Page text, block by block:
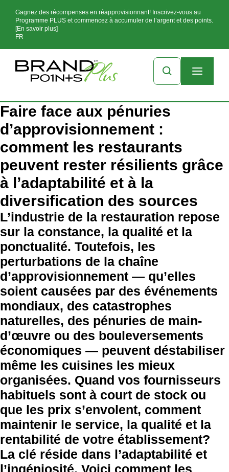
Gagnez des récompenses en réapprovisionnant! Inscrivez-vous au
Programme PLUS et commencez à accumuler de l’argent et des points.
[En savoir plus]
FR
Faire face aux pénuries
d’approvisionnement :
comment les restaurants
peuvent rester résilients grâce
à l’adaptabilité et à la
diversification des sources
L’industrie de la restauration repose
sur la constance, la qualité et la
ponctualité. Toutefois, les
perturbations de la chaîne
d’approvisionnement — qu’elles
soient causées par des événements
mondiaux, des catastrophes
naturelles, des pénuries de main-
d’œuvre ou des bouleversements
économiques — peuvent déstabiliser
même les cuisines les mieux
organisées. Quand vos fournisseurs
habituels sont à court de stock ou
que les prix s’envolent, comment
maintenir le service, la qualité et la
rentabilité de votre établissement?
La clé réside dans l’adaptabilité et
l’ingéniosité. Voici comment les